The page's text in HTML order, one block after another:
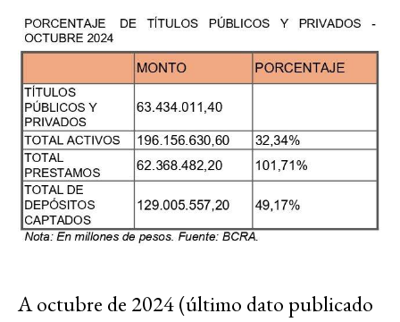
A octubre de 2024 (último dato publicado